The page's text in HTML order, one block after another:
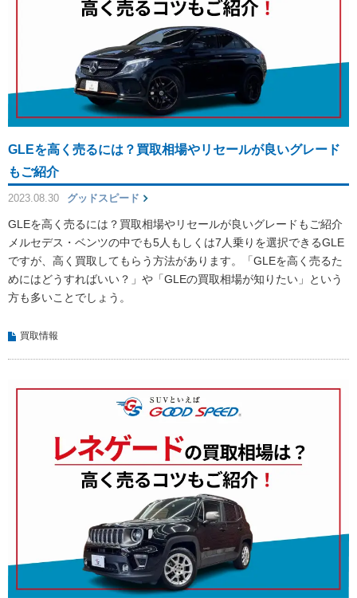
GLEを高く売るには？買取相場やリセールが良いグレード
もご紹介
2023.08.30 グッドスピード
GLEを高く売るには？買取相場やリセールが良いグレードもご紹介
メルセデス・ベンツの中でも5人もしくは7人乗りを選択できるGLE
ですが、高く買取してもらう方法があります。「GLEを高く売るた
めにはどうすればいい？」や「GLEの買取相場が知りたい」という
方も多いことでしょう。
買取情報